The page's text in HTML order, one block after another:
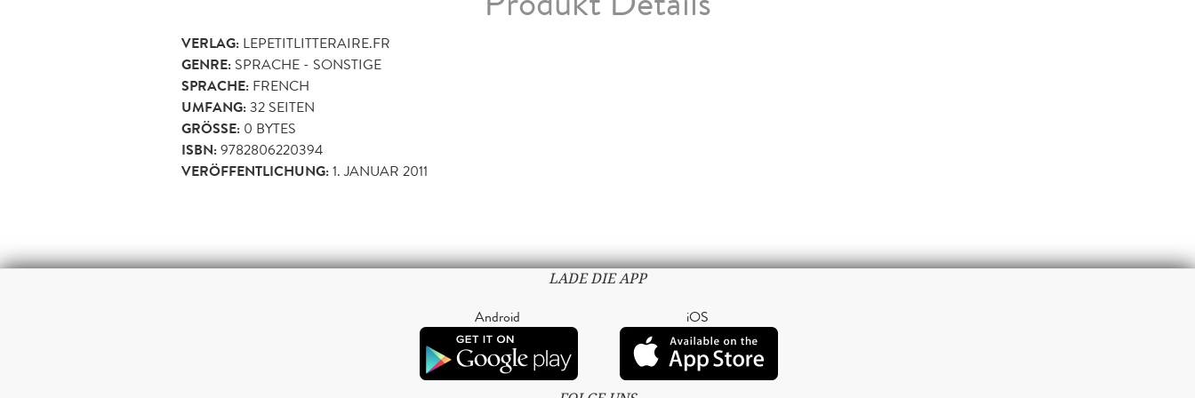
VERLAG: LEPETITLITTERAIRE.FR
GENRE: SPRACHE - SONSTIGE
SPRACHE: FRENCH
UMFANG:32 SEITEN
GRÖSSE: 0 BYTES
ISBN:9782806220394
VERÖFFENTLICHUNG:1. JANUAR 2011
LADE DIE APP
Android iOS